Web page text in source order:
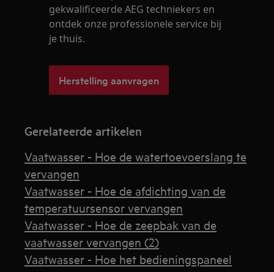
gekwalificeerde AEG techniekers en
ontdek onze professionele service bij
je thuis.
Herstelling aanvragen
Gerelateerde artikelen
Vaatwasser - Hoe de watertoevoerslang te
vervangen
Vaatwasser - Hoe de afdichting van de
temperatuursensor vervangen
Vaatwasser - Hoe de zeepbak van de
vaatwasser vervangen (2)
Vaatwasser - Hoe het bedieningspaneel